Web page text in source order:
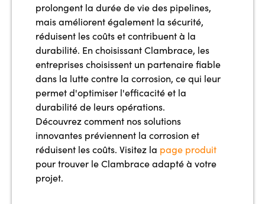
prolongent la durée de vie des pipelines,
mais améliorent également la sécurité,
réduisent les coûts et contribuent à la
durabilité. En choisissant Clambrace, les
entreprises choisissent un partenaire fiable
dans la lutte contre la corrosion, ce qui leur
permet d'optimiser l'efficacité et la
durabilité de leurs opérations.
Découvrez comment nos solutions
innovantes préviennent la corrosion et
réduisent les coûts. Visitez la page produit
pour trouver le Clambrace adapté à votre
projet.